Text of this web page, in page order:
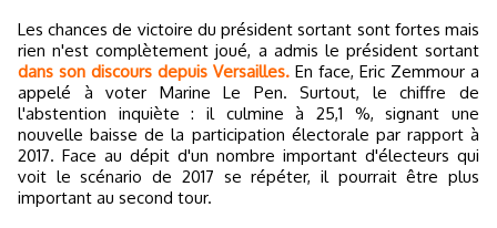
Les chances de victoire du président sortant sont fortes mais
rien n'est complètement joué, a admis le président sortant
dans son discours depuis Versailles. En face, Eric Zemmour a
appelé à voter Marine Le Pen. Surtout, le chiffre de
l'abstention inquiète : il culmine à 25,1 %, signant une
nouvelle baisse de la participation électorale par rapport à
2017. Face au dépit d'un nombre important d'électeurs qui
voit le scénario de 2017 se répéter, il pourrait être plus
important au second tour.